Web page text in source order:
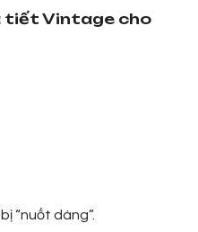
tiết Vintage cho
“nuốt dáng”.